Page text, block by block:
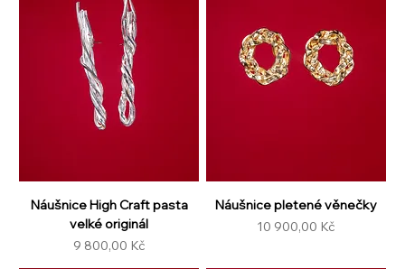
Náušnice High Craft pasta
velké originál
Cena
9 800,00 Kč
Náušnice pletené věnečky
Cena
10 900,00 Kč